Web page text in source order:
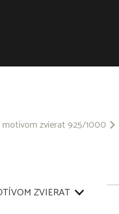
motívom zvierat 925/1000
ZVIERAT